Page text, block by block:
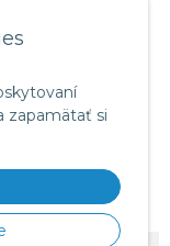
zapamätať si